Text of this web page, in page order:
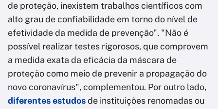
de proteção, inexistem trabalhos científicos com
alto grau de confiabilidade em torno do nível de
efetividade da medida de prevenção". "Não é
possível realizar testes rigorosos, que comprovem
a medida exata da eficácia da máscara de
proteção como meio de prevenir a propagação do
novo coronavírus", complementou. Por outro lado,
diferentes estudosde instituições renomadas ou